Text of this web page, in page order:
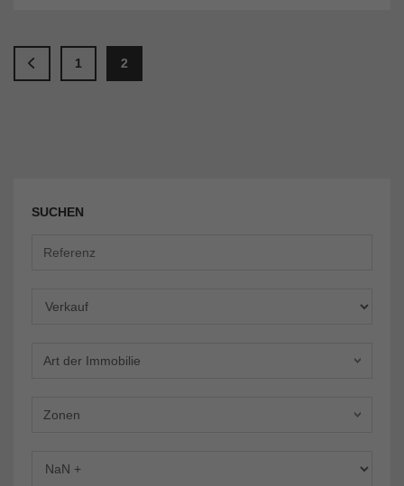
1 2
SUCHEN
Angebot
Art der Immobilie
Zonen
Schlafzimmer